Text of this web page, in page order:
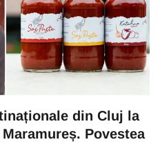
din Cluj la
Povestea